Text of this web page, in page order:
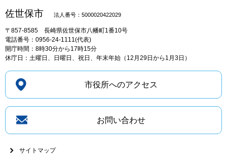
佐世保市 法人番号：5000020422029
〒857-8585 長崎県佐世保市八幡町1番10号
電話番号：0956-24-1111(代表)
開庁時間：8時30分から17時15分
休庁日：土曜日、日曜日、祝日、年末年始（12月29日から1月3日）
市役所へのアクセス
お問い合わせ
サイトマップ